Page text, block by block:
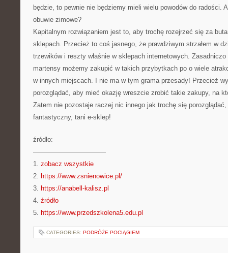
będzie, to pewnie nie będziemy mieli wielu powodów do radości.
obuwie zimowe?
Kapitalnym rozwiązaniem jest to, aby trochę rozejrzeć się za
sklepach. Przecież to coś jasnego, że prawdziwym strzałem w
trzewików i reszty właśnie w sklepach internetowych.
martensy możemy zakupić w takich przybytkach po o wiele
w innych miejscach. I nie ma w tym grama przesady! Przecież
porozglądać, aby mieć okazję wreszcie zrobić takie zakupy, na
Zatem nie pozostaje raczej nic innego jak trochę się
fantastyczny, tani e-sklep!
źródło:
———————————
1. zobacz wszystkie
2. https://www.zsnienowice.pl/
3. https://anabell-kalisz.pl
4. źródło
5. https://www.przedszkolena5.edu.pl
CATEGORIES: PODRÓŻE POCIĄGIEM